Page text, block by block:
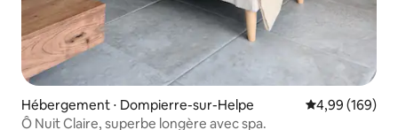
Hébergement ⋅ Dompierre-sur-Helpe Évaluation
4,99 (169)
Ô Nuit Claire, superbe longère avec spa.